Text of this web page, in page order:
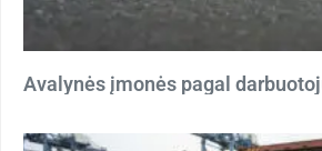
Avalynės įmonės pagal